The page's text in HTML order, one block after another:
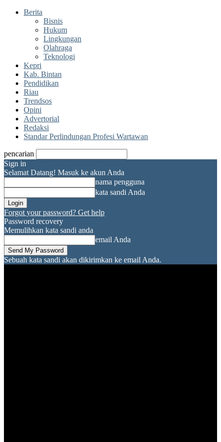
Berita
Bisnis
Hukum
Lingkungan
Olahraga
Teknologi
Kepri
Kab. Bintan
Pendidikan
Riau
Trendsos
Opini
Advertorial
Redaksi
Standar Perlindungan Profesi Wartawan
pencarian
Sign in
Selamat Datang! Masuk ke akun Anda
nama pengguna
kata sandi Anda
Forgot your password? Get help
Password recovery
Memulihkan kata sandi anda
email Anda
Sebuah kata sandi akan dikirimkan ke email Anda.